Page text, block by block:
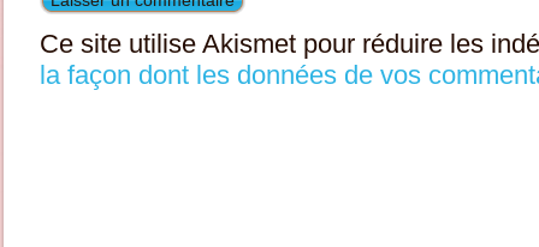
Ce site utilise Akismet pour réduire les
la façon dont les données de vos